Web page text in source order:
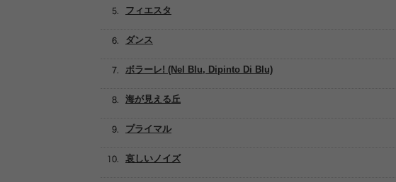
プライマル
フィエスタ
海が見える丘
ボラーレ! (Nel Blu, Dipinto Di Blu)
ダンス
哀しいノイズ